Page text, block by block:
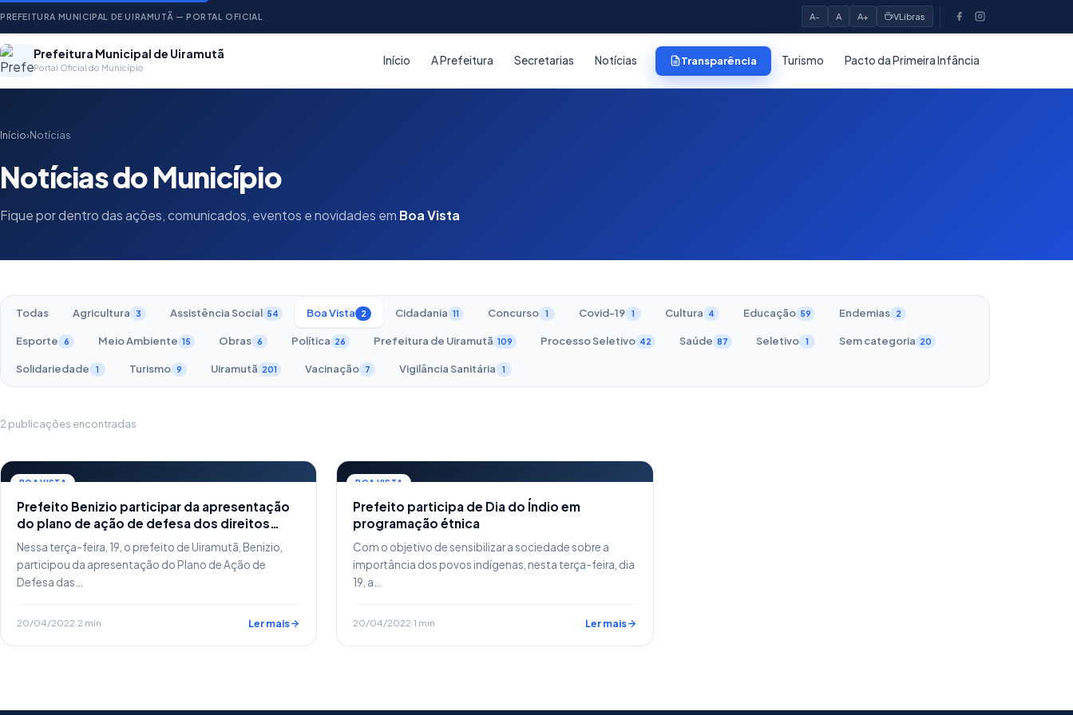
PREFEITURA MUNICIPAL DE UIRAMUTÃ — PORTAL OFICIAL A- A A+ VLibras
Prefeitura Municipal de Uiramutã
Portal Oficial do Município
Início A Prefeitura Secretarias Notícias Transparência Turismo Pacto da Primeira Infância
Início›Notícias
Notícias do Município
Fique por dentro das ações, comunicados, eventos e novidades em Boa Vista
Todas Agricultura 3 Assistência Social 54 Boa Vista 2 Cidadania 11 Concurso 1 Covid-19 1 Cultura 4 Educação 59 Endemias 2
Esporte 6 Meio Ambiente 15 Obras 6 Política 26 Prefeitura de Uiramutã 109 Processo Seletivo 42 Saúde 87 Seletivo 1 Sem categoria 20
Solidariedade 1 Turismo 9 Uiramutã 201 Vacinação 7 Vigilância Sanitária 1
2 publicações encontradas
BOA VISTA
Prefeito Benizio participar da apresentação
do plano de ação de defesa dos direitos
indígenas
Nessa terça-feira, 19, o prefeito de Uiramutã, Benizio,
participou da apresentação do Plano de Ação de
Defesa das…
20/04/2022·2 min Ler mais
BOA VISTA
Prefeito participa de Dia do Índio em
programação étnica
Com o objetivo de sensibilizar a sociedade sobre a
importância dos povos indígenas, nesta terça-feira, dia
19, a…
20/04/2022·1 min Ler mais